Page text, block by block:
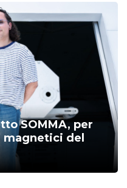
SOMMA, per
magnetici del